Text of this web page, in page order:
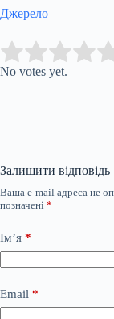
Джерело
Rate this item:
No votes yet.
Залишити відповідь
Ваша e-mail адреса не
позначені *
Ім’я *
Email *